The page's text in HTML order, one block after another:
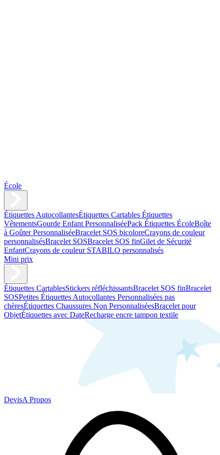
École
Étiquettes AutocollantesÉtiquettes Cartables Étiquettes
VêtementsGourde Enfant PersonnaliséePack Étiquettes ÉcoleBoîte
à Goûter PersonnaliséeBracelet SOS bicoloreCrayons de couleur
personnalisésBracelet SOSBracelet SOS finGilet de Sécurité
EnfantCrayons de couleur STABILO personnalisés
Mini prix
Étiquettes CartablesStickers réfléchissantsBracelet SOS finBracelet
SOSPetites Étiquettes Autocollantes Personnalisées pas
chèresÉtiquettes Chaussures Non PersonnaliséesBracelet pour
ObjetÉtiquettes avec DateRecharge encre tampon textile
DevisA Propos